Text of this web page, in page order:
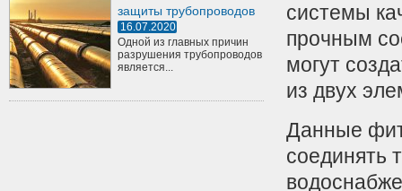
защиты трубопроводов
16.07.2020
Одной из главных причин
разрушения трубопроводов
является...
системы
прочным
могут
из двух
Данные
соединять